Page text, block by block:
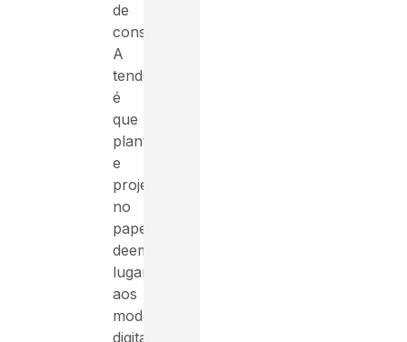
de
construção.
A
tendência
é
que
plantas
e
projetos
no
papel
deem
lugar
aos
modelos
digitais,